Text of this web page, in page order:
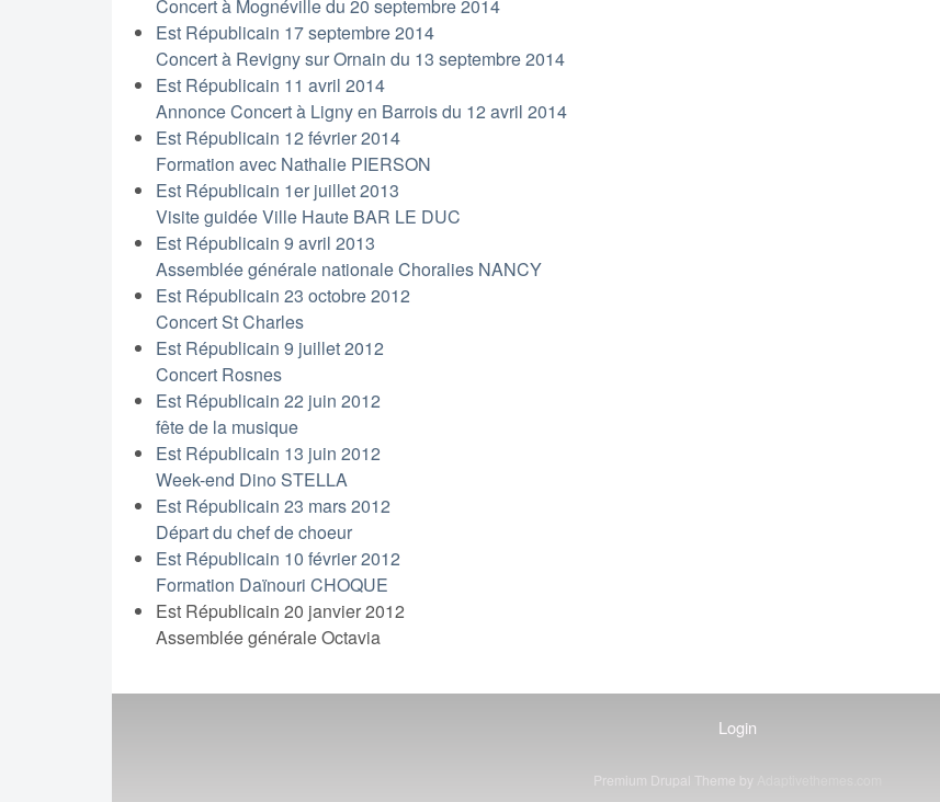
Concert à Mognéville du 20 septembre 2014
Est Républicain 17 septembre 2014
Concert à Revigny sur Ornain du 13 septembre 2014
Est Républicain 11 avril 2014
Annonce Concert à Ligny en Barrois du 12 avril 2014
Est Républicain 12 février 2014
Formation avec Nathalie PIERSON
Est Républicain 1er juillet 2013
Visite guidée Ville Haute BAR LE DUC
Est Républicain 9 avril 2013
Assemblée générale nationale Choralies NANCY
Est Républicain 23 octobre 2012
Concert St Charles
Est Républicain 9 juillet 2012
Concert Rosnes
Est Républicain 22 juin 2012
fête de la musique
Est Républicain 13 juin 2012
Week-end Dino STELLA
Est Républicain 23 mars 2012
Départ du chef de choeur
Est Républicain 10 février 2012
Formation Daïnouri CHOQUE
Est Républicain 20 janvier 2012
Assemblée générale Octavia
Login
Premium Drupal Theme by